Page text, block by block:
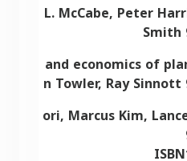
L. McCabe, Peter
Smith
and economics of
Gavin Towler, Ray Sinnott
Yori, Marcus Kim,